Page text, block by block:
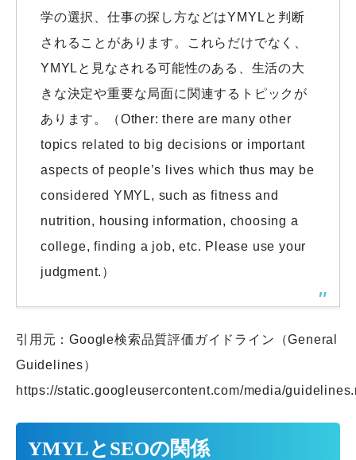
学の選択、仕事の探し方などはYMYLと判断
されることがあります。これらだけでなく、
YMYLと見なされる可能性のある、生活の大
きな決定や重要な局面に関連するトピックが
あります。（Other: there are many other
topics related to big decisions or important
aspects of people’s lives which thus may be
considered YMYL, such as fitness and
nutrition, housing information, choosing a
college, finding a job, etc. Please use your
judgment.）
引用元：Google検索品質評価ガイドライン（General
Guidelines）
https://static.googleusercontent.com/media/
YMYLとSEOの関係